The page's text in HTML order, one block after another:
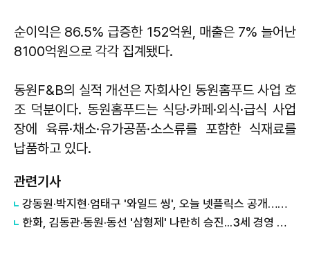
순이익은 86.5% 급증한 152억원, 매출은 7% 늘어난
8100억원으로 각각 집계됐다.
동원F&B의 실적 개선은 자회사인 동원홈푸드 사업 호
조 덕분이다. 동원홈푸드는 식당·카페·외식·급식 사업
장에 육류·채소·유가공품·소스류를 포함한 식재료를
납품하고 있다.
관련기사
강동원·박지현·엄태구 '와일드 씽', 오늘 넷플릭스 공개…전 세계 시청자 만난다
한화, 김동관·동원·동선 '삼형제' 나란히 승진...3세 경영 강화